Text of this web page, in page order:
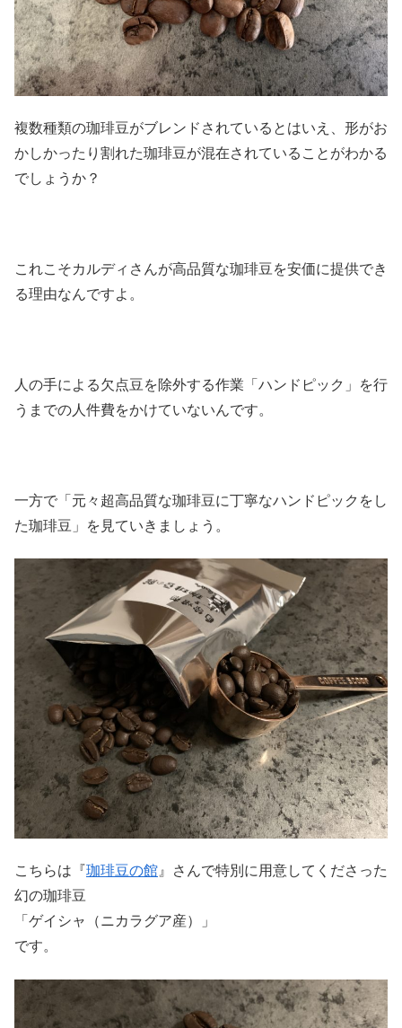
複数種類の珈琲豆がブレンドされているとはいえ、形がお
かしかったり割れた珈琲豆が混在されていることがわかる
でしょうか？
これこそカルディさんが高品質な珈琲豆を安価に提供でき
る理由なんですよ。
人の手による欠点豆を除外する作業「ハンドピック」を行
うまでの人件費をかけていないんです。
一方で「元々超高品質な珈琲豆に丁寧なハンドピックをし
た珈琲豆」を見ていきましょう。
こちらは『 珈琲豆の館』さんで特別に用意してくださった
幻の珈琲豆
「ゲイシャ（ニカラグア産）」
です。